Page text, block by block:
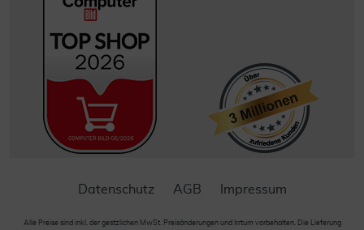
Datenschutz AGB Impressum
Alle Preise sind inkl. der gestzlichen MwSt. Preisänderungen und Irrtum vorbehalten. Die Lieferung